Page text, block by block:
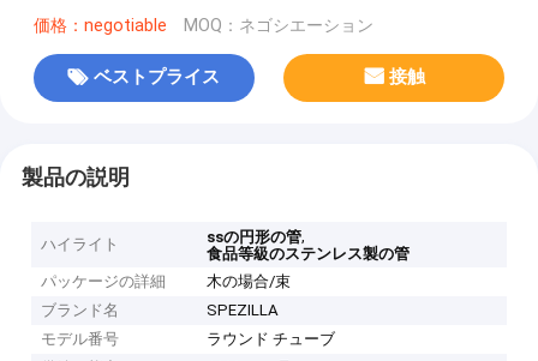
価格：negotiable MOQ：ネゴシエーション
ベストプライス 接触
製品の説明
ハイライト ssの円形の管,
食品等級のステンレス製の管
パッケージの詳細
木の場合/束
ブランド名
SPEZILLA
モデル番号
ラウンド チューブ